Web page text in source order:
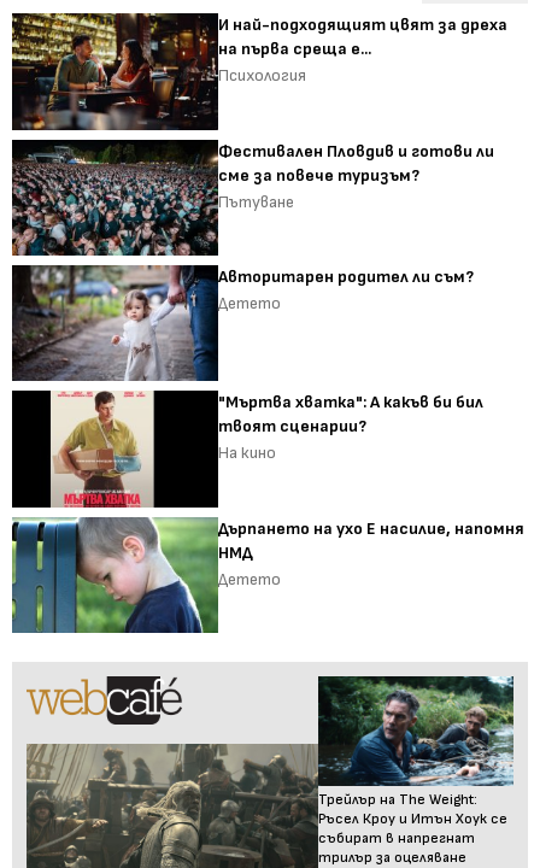
И най-подходящият цвят за дреха
на първа среща е...
Психология
Фестивален Пловдив и готови ли
сме за повече туризъм?
Пътуване
Авторитарен родител ли съм?
Детето
"Мъртва хватка": А какъв би бил
твоят сценарии?
На кино
Дърпането на ухо Е насилие, напомня
НМД
Детето
Трейлър на The Weight:
Ръсел Кроу и Итън Хоук се
събират в напрегнат
трилър за оцеляване